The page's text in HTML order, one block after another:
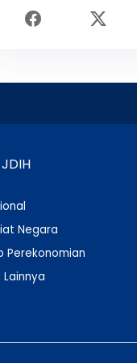
Negara
Perekonomian